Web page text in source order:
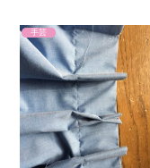
手芸